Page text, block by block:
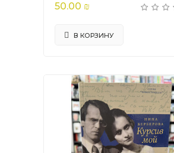
50.00 ₪
В КОРЗИНУ